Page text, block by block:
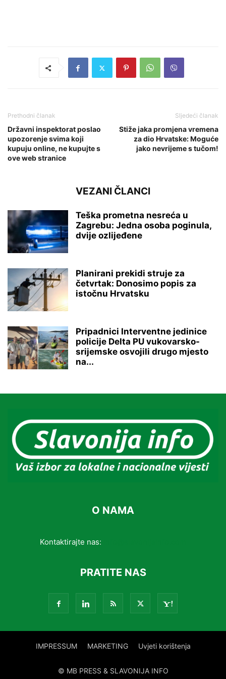
Prethodni članak
Državni inspektorat poslao
upozorenje svima koji
kupuju online, ne kupujte s
ove web stranice
Sljedeći članak
Stiže jaka promjena vremena
za dio Hrvatske: Moguće
jako nevrijeme s tučom!
VEZANI ČLANCI
Teška prometna nesreća u
Zagrebu: Jedna osoba poginula,
dvije ozlijeđene
Planirani prekidi struje za
četvrtak: Donosimo popis za
istočnu Hrvatsku
Pripadnici Interventne jedinice
policije Delta PU vukovarsko-
srijemske osvojili drugo mjesto
na...
O NAMA
Kontaktirajte nas:
PRATITE NAS
IMPRESSUM MARKETING Uvjeti korištenja
© MB PRESS & SLAVONIJA INFO